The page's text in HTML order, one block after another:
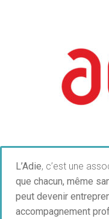
L’Adie, c’est une
que chacun, même
peut devenir
accompagnement